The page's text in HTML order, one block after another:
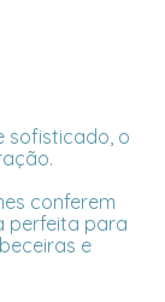
sofisticado, o
conferem
perfeita para
e